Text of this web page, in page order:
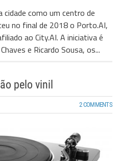
como um centro de
no final de 2018 o Porto.AI,
ao City.AI. A iniciativa é
e Ricardo Sousa, os...
pelo vinil
2 COMMENTS